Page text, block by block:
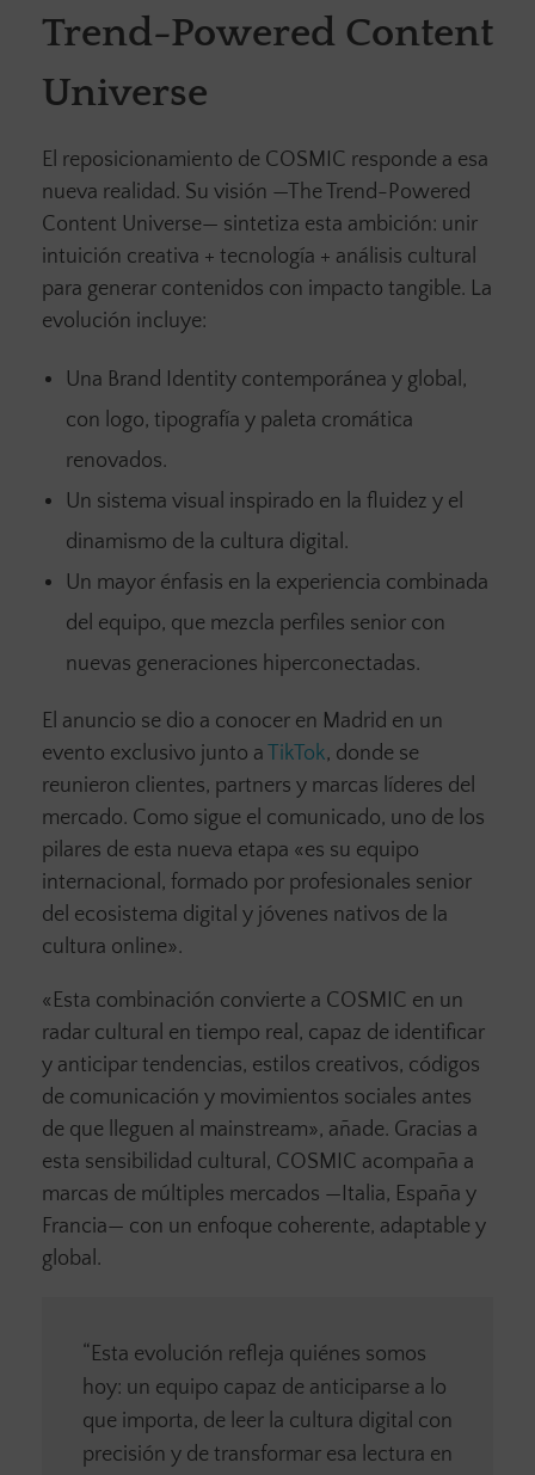
Trend-Powered Content
Universe
El reposicionamiento de COSMIC responde a esa
nueva realidad. Su visión —The Trend-Powered
Content Universe— sintetiza esta ambición: unir
intuición creativa + tecnología + análisis cultural
para generar contenidos con impacto tangible. La
evolución incluye:
Una Brand Identity contemporánea y global,
con logo, tipografía y paleta cromática
renovados.
Un sistema visual inspirado en la fluidez y el
dinamismo de la cultura digital.
Un mayor énfasis en la experiencia combinada
del equipo, que mezcla perfiles senior con
nuevas generaciones hiperconectadas.
El anuncio se dio a conocer en Madrid en un
evento exclusivo junto a TikTok, donde se
reunieron clientes, partners y marcas líderes del
mercado. Como sigue el comunicado, uno de los
pilares de esta nueva etapa «es su equipo
internacional, formado por profesionales senior
del ecosistema digital y jóvenes nativos de la
cultura online».
«Esta combinación convierte a COSMIC en un
radar cultural en tiempo real, capaz de identificar
y anticipar tendencias, estilos creativos, códigos
de comunicación y movimientos sociales antes
de que lleguen al mainstream», añade. Gracias a
esta sensibilidad cultural, COSMIC acompaña a
marcas de múltiples mercados —Italia, España y
Francia— con un enfoque coherente, adaptable y
global.
“Esta evolución refleja quiénes somos
hoy: un equipo capaz de anticiparse a lo
que importa, de leer la cultura digital con
precisión y de transformar esa lectura en